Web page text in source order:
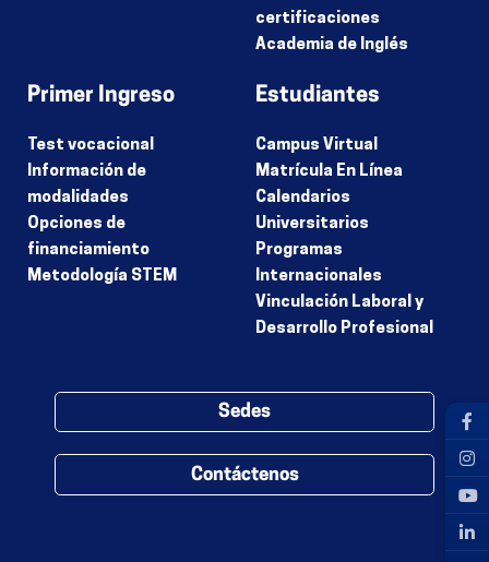
certificaciones
Academia de Inglés
Primer Ingreso
Test vocacional
Información de
modalidades
Opciones de
financiamiento
Metodología STEM
Estudiantes
Campus Virtual
Matrícula En Línea
Calendarios
Universitarios
Programas
Internacionales
Vinculación Laboral y
Desarrollo Profesional
Sedes
Contáctenos